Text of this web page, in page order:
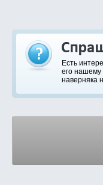
Есть
его нашему
наверняка